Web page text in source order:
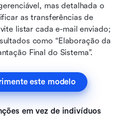
mas detalhada o
as transferências de
listar cada e-mail enviado;
como “Elaboração da
Final do Sistema”.
este modelo
em vez de indivíduos